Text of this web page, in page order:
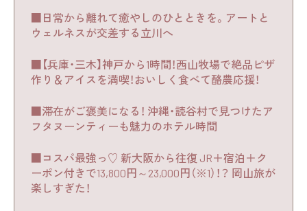
■日常から離れて癒やしのひとときを。アートと
ウェルネスが交差する立川へ
■【兵庫・三木】神戸から1時間！西山牧場で絶品ピザ
作り＆アイスを満喫！おいしく食べて酪農応援！
■滞在がご褒美になる！ 沖縄・読谷村で見つけたア
フタヌーンティーも魅力のホテル時間
■コスパ最強っ♡ 新大阪から往復 JR＋宿泊＋ク
ーポン付きで13,800円～23,000円（※1）！？ 岡山旅が
楽しすぎた！